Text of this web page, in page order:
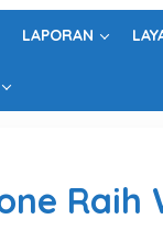
LAPORAN
Raih